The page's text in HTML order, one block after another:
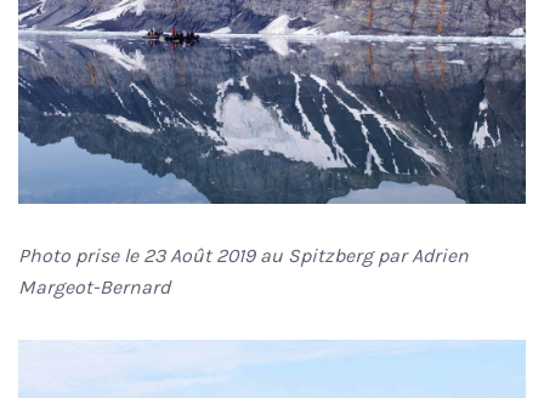
Photo prise le 23 Août 2019 au Spitzberg par Adrien
Margeot-Bernard